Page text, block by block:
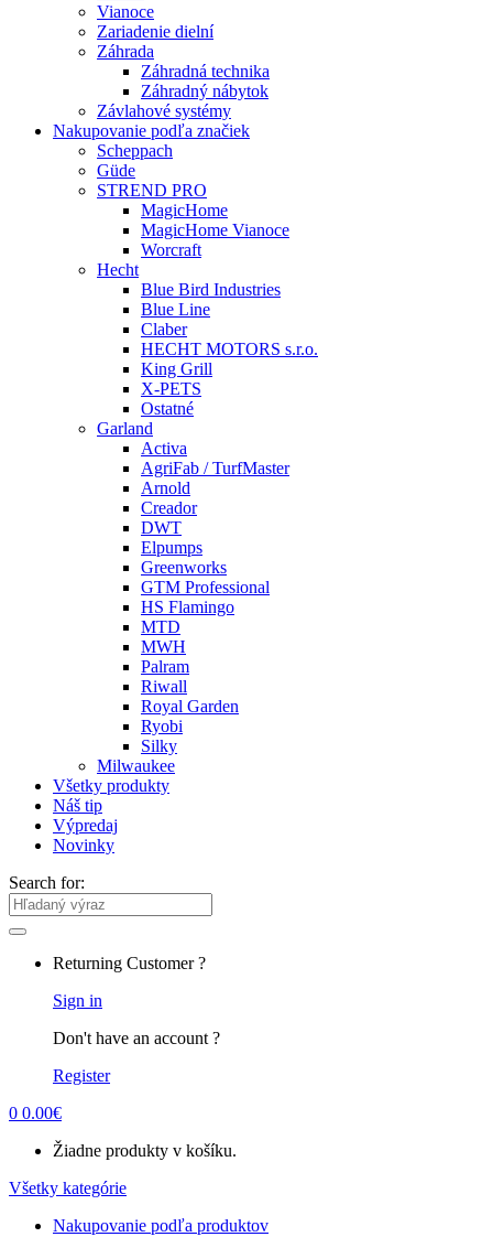
Vianoce
Zariadenie dielní
Záhrada
Záhradná technika
Záhradný nábytok
Závlahové systémy
Nakupovanie podľa značiek
Scheppach
Güde
STREND PRO
MagicHome
MagicHome Vianoce
Worcraft
Hecht
Blue Bird Industries
Blue Line
Claber
HECHT MOTORS s.r.o.
King Grill
X-PETS
Ostatné
Garland
Activa
AgriFab / TurfMaster
Arnold
Creador
DWT
Elpumps
Greenworks
GTM Professional
HS Flamingo
MTD
MWH
Palram
Riwall
Royal Garden
Ryobi
Silky
Milwaukee
Všetky produkty
Náš tip
Výpredaj
Novinky
Search for:
Returning Customer ?
Sign in
Don't have an account ?
Register
0 0.00€
Žiadne produkty v košíku.
Všetky kategórie
Nakupovanie podľa produktov